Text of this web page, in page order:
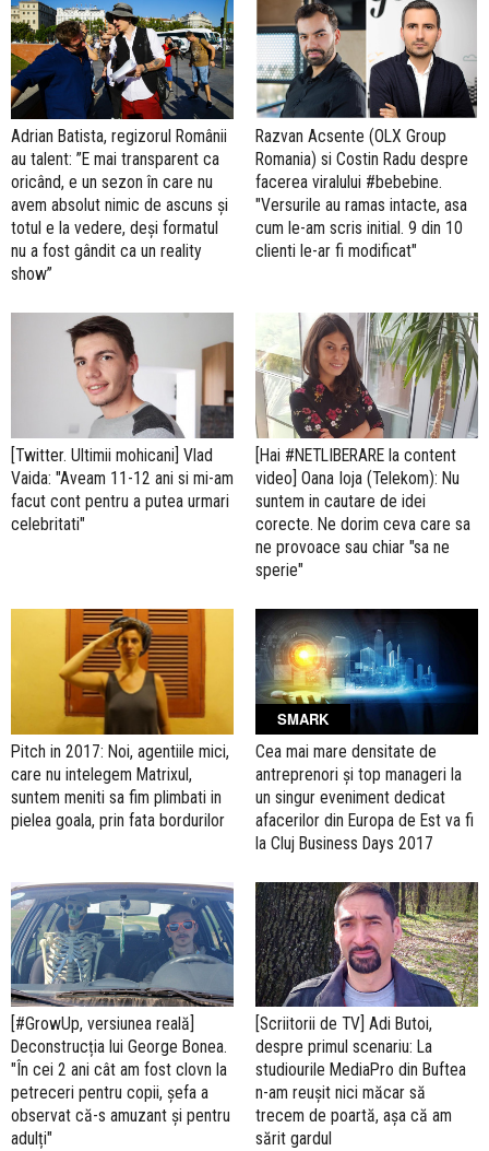
Adrian Batista, regizorul Românii
au talent: ”E mai transparent ca
oricând, e un sezon în care nu
avem absolut nimic de ascuns și
totul e la vedere, deși formatul
nu a fost gândit ca un reality
show”
Razvan Acsente (OLX Group
Romania) si Costin Radu despre
facerea viralului #bebebine.
"Versurile au ramas intacte, asa
cum le-am scris initial. 9 din 10
clienti le-ar fi modificat"
[Twitter. Ultimii mohicani] Vlad
Vaida: "Aveam 11-12 ani si mi-am
facut cont pentru a putea urmari
celebritati"
[Hai #NETLIBERARE la content
video] Oana Ioja (Telekom): Nu
suntem in cautare de idei
corecte. Ne dorim ceva care sa
ne provoace sau chiar "sa ne
sperie"
Pitch in 2017: Noi, agentiile mici,
care nu intelegem Matrixul,
suntem meniti sa fim plimbati in
pielea goala, prin fata bordurilor
SMARK
Cea mai mare densitate de
antreprenori și top manageri la
un singur eveniment dedicat
afacerilor din Europa de Est va fi
la Cluj Business Days 2017
[#GrowUp, versiunea reală]
Deconstrucția lui George Bonea.
"În cei 2 ani cât am fost clovn la
petreceri pentru copii, șefa a
observat că-s amuzant și pentru
adulți"
[Scriitorii de TV] Adi Butoi,
despre primul scenariu: La
studiourile MediaPro din Buftea
n-am reușit nici măcar să
trecem de poartă, așa că am
sărit gardul